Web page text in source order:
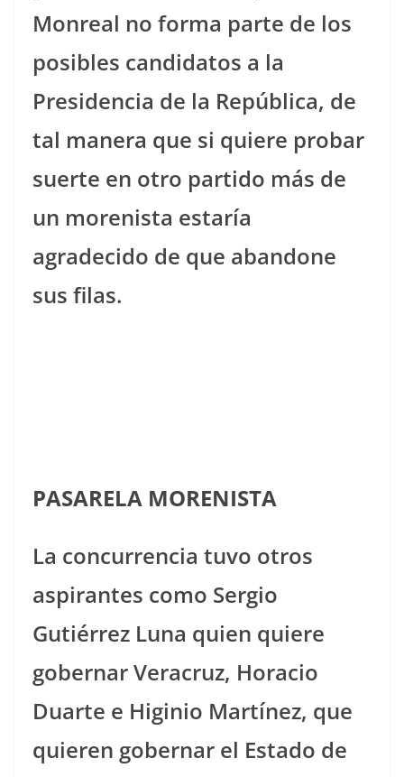
Monreal no forma parte de los
posibles candidatos a la
Presidencia de la República, de
tal manera que si quiere probar
suerte en otro partido más de
un morenista estaría
agradecido de que abandone
sus filas.
PASARELA MORENISTA
La concurrencia tuvo otros
aspirantes como Sergio
Gutiérrez Luna quien quiere
gobernar Veracruz, Horacio
Duarte e Higinio Martínez, que
quieren gobernar el Estado de